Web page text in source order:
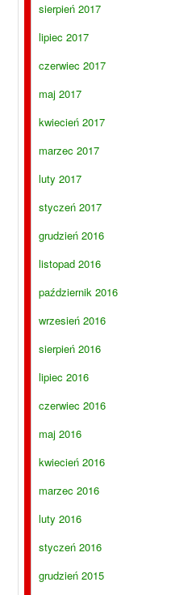
sierpień 2017
lipiec 2017
czerwiec 2017
maj 2017
kwiecień 2017
marzec 2017
luty 2017
styczeń 2017
grudzień 2016
listopad 2016
październik 2016
wrzesień 2016
sierpień 2016
lipiec 2016
czerwiec 2016
maj 2016
kwiecień 2016
marzec 2016
luty 2016
styczeń 2016
grudzień 2015